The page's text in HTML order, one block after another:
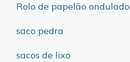
Rolo de papelão ondulado
saco pedra
sacos de lixo